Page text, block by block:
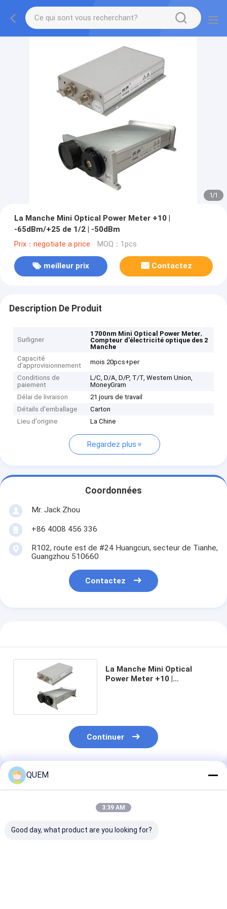
1/1
La Manche Mini Optical Power Meter +10 |
-65dBm/+25 de 1/2 | -50dBm
Prix：negotiate a price MOQ：1pcs
meilleur prix Contactez
Description De Produit
Surligner
1700nm Mini Optical Power Meter,
Compteur d'électricité optique des 2
Manche
Capacité
d'approvisionnement
mois 20pcs+per
Conditions de
paiement
L/C, D/A, D/P, T/T, Western Union,
MoneyGram
Délai de livraison
21 jours de travail
Détails d'emballage
Carton
Lieu d'origine
La Chine
Regardez plus
Coordonnées
Mr. Jack Zhou
+86 4008 456 336
R102, route est de #24 Huangcun, secteur de Tianhe,
Guangzhou 510660
Contactez
La Manche Mini Optical
Power Meter +10 |
Continuer
Produits Recommandés
QUEM
3:39 AM
Good day, what product are you looking for?